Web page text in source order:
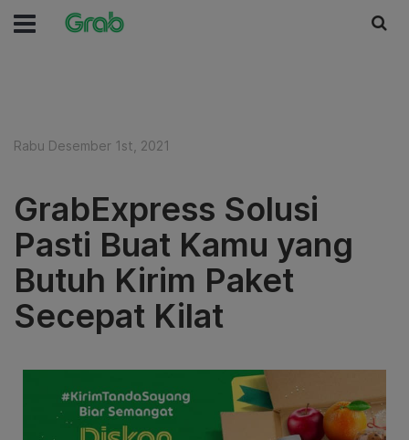
Rabu Desember 1st, 2021
GrabExpress Solusi
Pasti Buat Kamu yang
Butuh Kirim Paket
Secepat Kilat